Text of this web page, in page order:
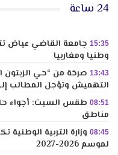
24 ساعة
15:35
وطنيا ومغاربيا
13:43 صرخة من “حي
التهميش وتؤجل المطالب
08:51 طقس السبت: أجواء
مناطق
08:45 وزارة التربية
لموسم 2026-2027